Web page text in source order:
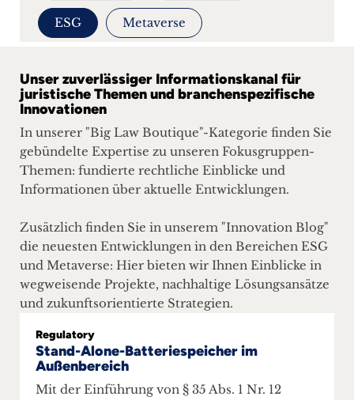
&
Podcasts
+
Team
Philosophie
Presseanfragen
Kontakt
ESG Metaverse
Unser zuverlässiger Informationskanal für
juristische Themen und branchenspezifische
Innovationen
In unserer "Big Law Boutique"-Kategorie finden Sie
gebündelte Expertise zu unseren Fokusgruppen-
Themen: fundierte rechtliche Einblicke und
Informationen über aktuelle Entwicklungen.
Zusätzlich finden Sie in unserem "Innovation Blog"
die neuesten Entwicklungen in den Bereichen ESG
und Metaverse: Hier bieten wir Ihnen Einblicke in
wegweisende Projekte, nachhaltige Lösungsansätze
und zukunftsorientierte Strategien.
Regulatory
Stand-Alone-Batteriespeicher im
Außenbereich
Mit der Einführung von § 35 Abs. 1 Nr. 12